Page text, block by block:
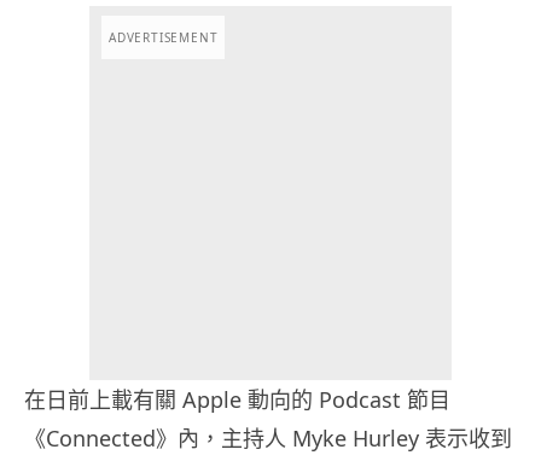
ADVERTISEMENT
在日前上載有關 Apple 動向的 Podcast 節目
《Connected》內，主持人 Myke Hurley 表示收到